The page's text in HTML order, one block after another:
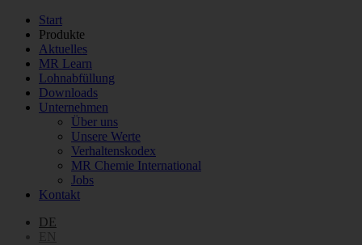
Start
Produkte
Aktuelles
MR Learn
Lohnabfüllung
Downloads
Unternehmen
Über uns
Unsere Werte
Verhaltenskodex
MR Chemie International
Jobs
Kontakt
DE